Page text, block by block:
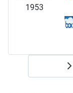
1953